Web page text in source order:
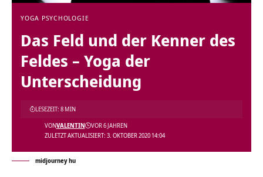
YOGA PSYCHOLOGIE
Das Feld und der Kenner des
Feldes – Yoga der
Unterscheidung
ZULETZT AKTUALISIERT: 3. OKTOBER 2020 14:04
VONVALENTIN VOR 6 JAHREN
LESEZEIT: 8 MIN
midjourney hu